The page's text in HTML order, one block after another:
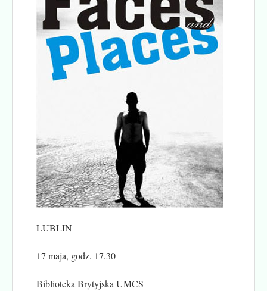
LUBLIN
17 maja, godz. 17.30
Biblioteka Brytyjska UMCS